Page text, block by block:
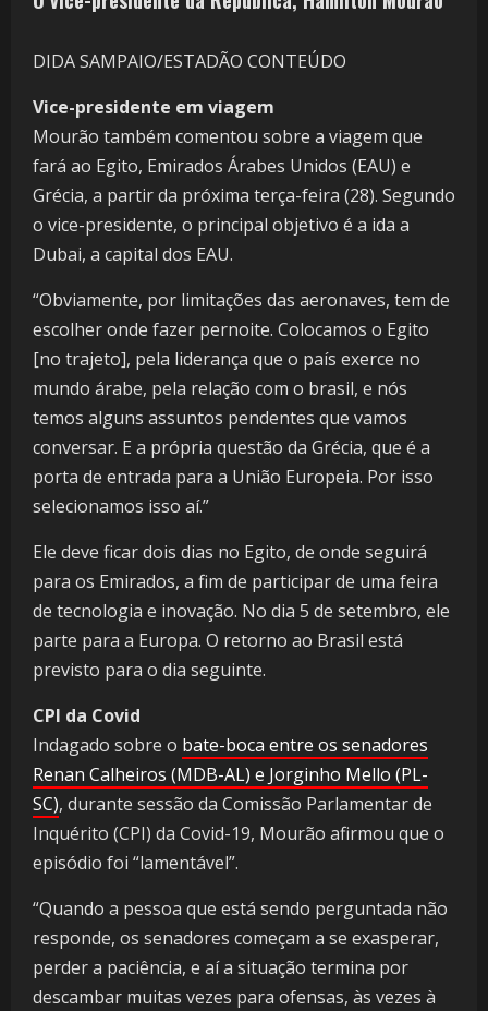
DIDA SAMPAIO/ESTADÃO CONTEÚDO
Vice-presidente em viagem
Mourão também comentou sobre a viagem que
fará ao Egito, Emirados Árabes Unidos (EAU) e
Grécia, a partir da próxima terça-feira (28). Segundo
o vice-presidente, o principal objetivo é a ida a
Dubai, a capital dos EAU.
“Obviamente, por limitações das aeronaves, tem de
escolher onde fazer pernoite. Colocamos o Egito
[no trajeto], pela liderança que o país exerce no
mundo árabe, pela relação com o brasil, e nós
temos alguns assuntos pendentes que vamos
conversar. E a própria questão da Grécia, que é a
porta de entrada para a União Europeia. Por isso
selecionamos isso aí.”
Ele deve ficar dois dias no Egito, de onde seguirá
para os Emirados, a fim de participar de uma feira
de tecnologia e inovação. No dia 5 de setembro, ele
parte para a Europa. O retorno ao Brasil está
previsto para o dia seguinte.
CPI da Covid
Indagado sobre o bate-boca entre os senadores
Renan Calheiros (MDB-AL) e Jorginho Mello (PL-
SC), durante sessão da Comissão Parlamentar de
Inquérito (CPI) da Covid-19, Mourão afirmou que o
episódio foi “lamentável”.
“Quando a pessoa que está sendo perguntada não
responde, os senadores começam a se exasperar,
perder a paciência, e aí a situação termina por
descambar muitas vezes para ofensas, às vezes à